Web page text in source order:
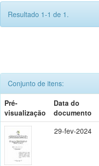
Resultado 1-1 de 1.
Conjunto de itens:
Pré-
visualização
Data do
documento
29-fev-2024